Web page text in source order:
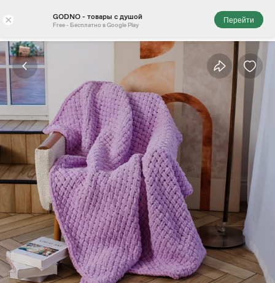
× GODNO - товары с душой
Free - Бесплатно в Google Play
Перейти